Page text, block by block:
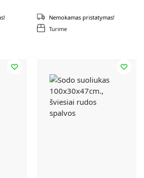
Turime
Nemokamas pristatymas!